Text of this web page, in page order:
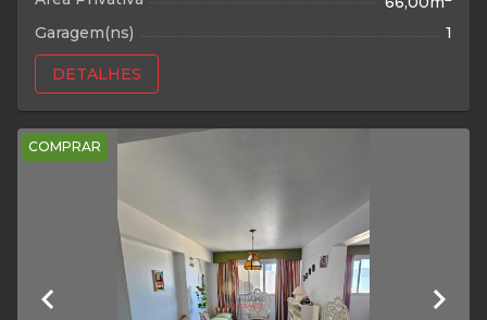
Garagem(ns) 1
DETALHES
COMPRAR
keyboard_arrow_left keyboard_arrow_right